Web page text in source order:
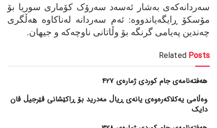
سه‌ردانه‌که‌ی به‌شار ئه‌سه‌د سه‌رۆک کۆماری سوریا بۆ
مۆسکۆ ڕایگه‌یاندووه‌: ئه‌م سه‌ردانه‌ له‌ناکاوه‌ هه‌ڵگری
چه‌ندین په‌یامی گرنگه‌ بۆ وڵاتانی ناوچه‌که‌ و جیهان.
Related Posts
هەفتەنامەی جام کوردی ژمارەی 427
وەڵامی یەکلاکەرەوەی یانەی ڕیاڵ مەدرید بۆ ڕاکێشانی ڤێرجیڵ ڤان
دایک